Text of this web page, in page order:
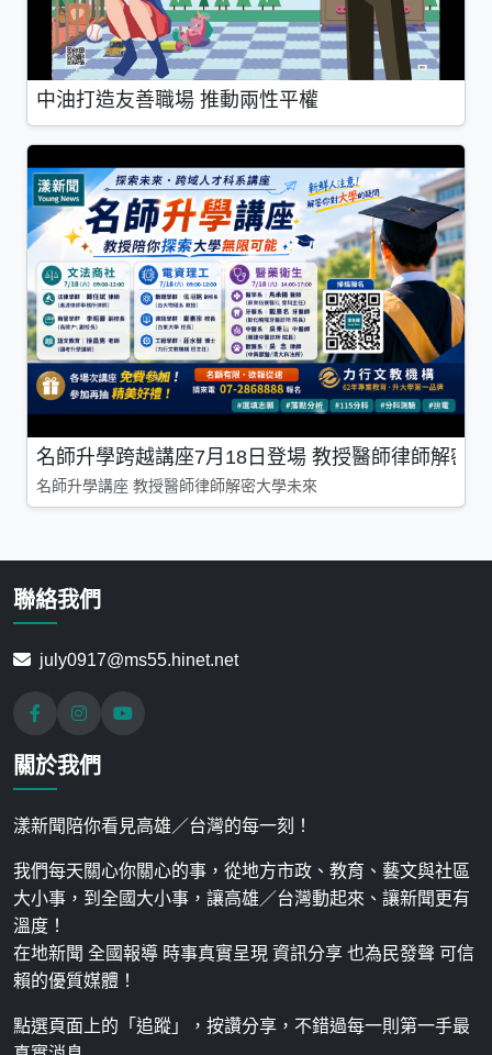
中油打造友善職場 推動兩性平權
名師升學跨越講座7月18日登場 教授醫師律師解密
名師升學講座 教授醫師律師解密大學未來
聯絡我們
july0917@ms55.hinet.net
關於我們
漾新聞陪你看見高雄／台灣的每一刻！
我們每天關心你關心的事，從地方市政、教育、藝文與社區
大小事，到全國大小事，讓高雄／台灣動起來、讓新聞更有
溫度！
在地新聞 全國報導 時事真實呈現 資訊分享 也為民發聲 可信
賴的優質媒體！
點選頁面上的「追蹤」，按讚分享，不錯過每一則第一手最